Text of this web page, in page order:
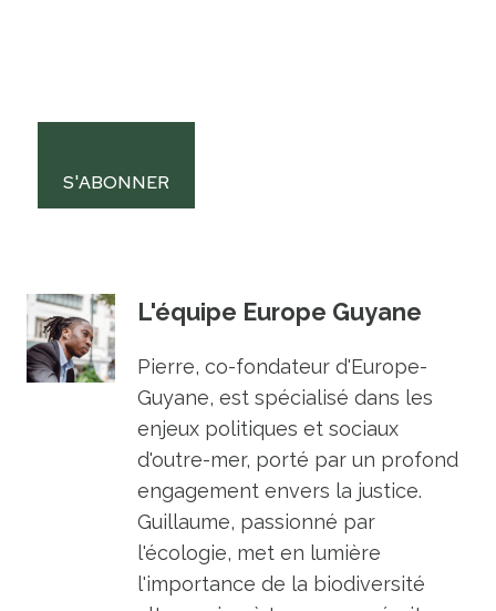
S'ABONNER
L'équipe Europe Guyane
Pierre, co-fondateur d'Europe-
Guyane, est spécialisé dans les
enjeux politiques et sociaux
d'outre-mer, porté par un profond
engagement envers la justice.
Guillaume, passionné par
l'écologie, met en lumière
l'importance de la biodiversité